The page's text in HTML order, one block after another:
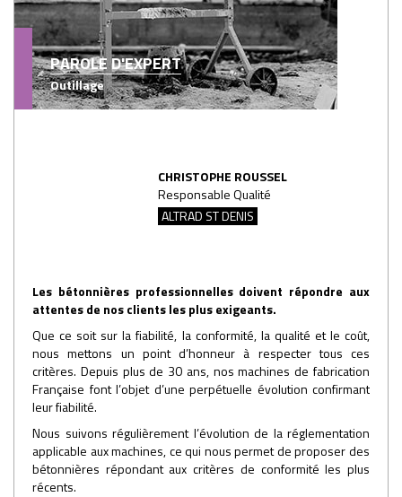
PAROLE D'EXPERT
Outillage
CHRISTOPHE ROUSSEL
Responsable Qualité
ALTRAD ST DENIS
Les bétonnières professionnelles doivent répondre aux
attentes de nos clients les plus exigeants.
Que ce soit sur la fiabilité, la conformité, la qualité et le coût,
nous mettons un point d’honneur à respecter tous ces
critères. Depuis plus de 30 ans, nos machines de fabrication
Française font l’objet d’une perpétuelle évolution confirmant
leur fiabilité.
Nous suivons régulièrement l’évolution de la réglementation
applicable aux machines, ce qui nous permet de proposer des
bétonnières répondant aux critères de conformité les plus
récents.